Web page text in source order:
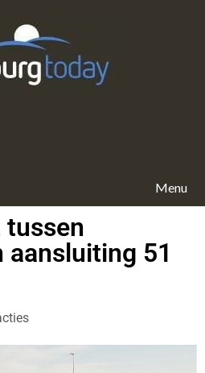
Menu
aansluiting 51